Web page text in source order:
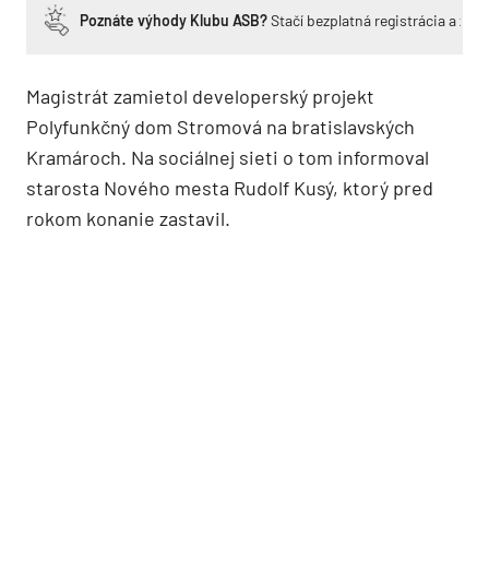
Poznáte výhody Klubu ASB?Stačí bezplatná registrácia a
Magistrát zamietol developerský projekt
Polyfunkčný dom Stromová na bratislavských
Kramároch. Na sociálnej sieti o tom informoval
starosta Nového mesta Rudolf Kusý, ktorý pred
rokom konanie zastavil.